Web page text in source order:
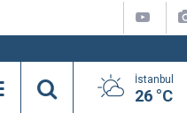
İstanbul
26 °C